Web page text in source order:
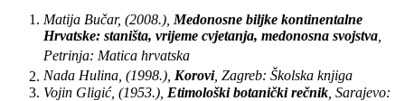
Matija Bučar, (2008.), Medonosne biljke kontinentalne
Hrvatske: staništa, vrijeme cvjetanja, medonosna svojstva
Petrinja: Matica hrvatska
Nada Hulina, (1998.), Korovi, Zagreb: Školska knjiga
Vojin Gligić, (1953.), Etimološki botanički rečnik Sarajevo: